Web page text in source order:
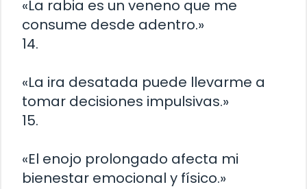
«La rabia es un veneno que me
consume desde adentro.»
14.
«La ira desatada puede llevarme a
tomar decisiones impulsivas.»
15.
«El enojo prolongado afecta mi
bienestar emocional y físico.»